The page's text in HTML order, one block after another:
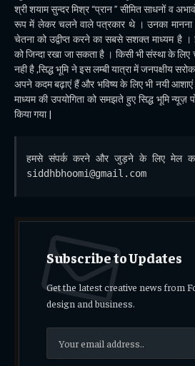
श्री शयाम सुन्दर मिश्र “प्रान ” सीमित साधनों व
रूप में लेकर चलने वाले पत्रकार थे । उनका मानना
चेतना को उद्वीप्त करने का सबसे सशक्त माध्यम है ।
को जिन्दा रखा जा सकता है । किसी भी संस्था के
नही है ,सिद्ध भूमि ने इस लम्बी यात्रा में जनपक्षीय
अपने कदम बढ़ाएं हैं और भविष्य के लिए भी नयी
माध्यम की उपयोगिता को समझते हुए सिद्ध भूमि
किया गया |
हमसे संपर्क करने और जुड़ने के लिए मेल
siddhbhoomi@gmail.com
Subscribe to Updates
Get the latest creative news from
design and business.